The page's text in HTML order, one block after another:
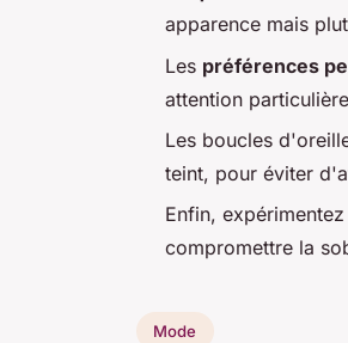
apparence mais
Les préférences
attention
Les boucles
teint, pour éviter
Enfin,
compromettre la
Mode